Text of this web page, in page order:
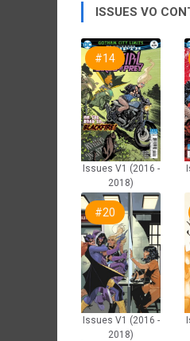
ISSUES VO
#14
Issues V1 (2016 -
2018)
#20
Issues V1 (2016 -
2018)